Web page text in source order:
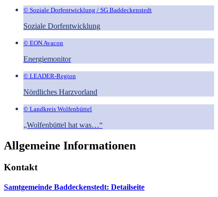
© Soziale Dorfentwicklung / SG Baddeckenstedt
Soziale Dorfentwicklung
© EON Avacon
Energiemonitor
© LEADER-Region
Nördliches Harzvorland
© Landkreis Wolfenbüttel
„Wolfenbüttel hat was…“
Allgemeine Informationen
Kontakt
Samtgemeinde Baddeckenstedt: Detailseite